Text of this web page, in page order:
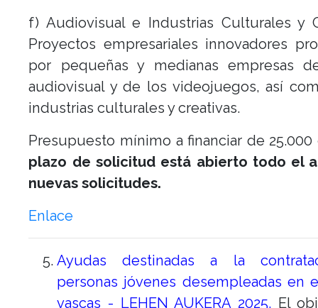
f) Audiovisual e Industrias Culturales y
Proyectos empresariales innovadores
por pequeñas y medianas empresas
audiovisual y de los videojuegos, así
industrias culturales y creativas.
Presupuesto mínimo a financiar de
plazo de solicitud está abierto todo el
nuevas solicitudes.
Enlace
Ayudas destinadas a la
personas jóvenes desempleadas en
vascas - LEHEN AUKERA 2025.El